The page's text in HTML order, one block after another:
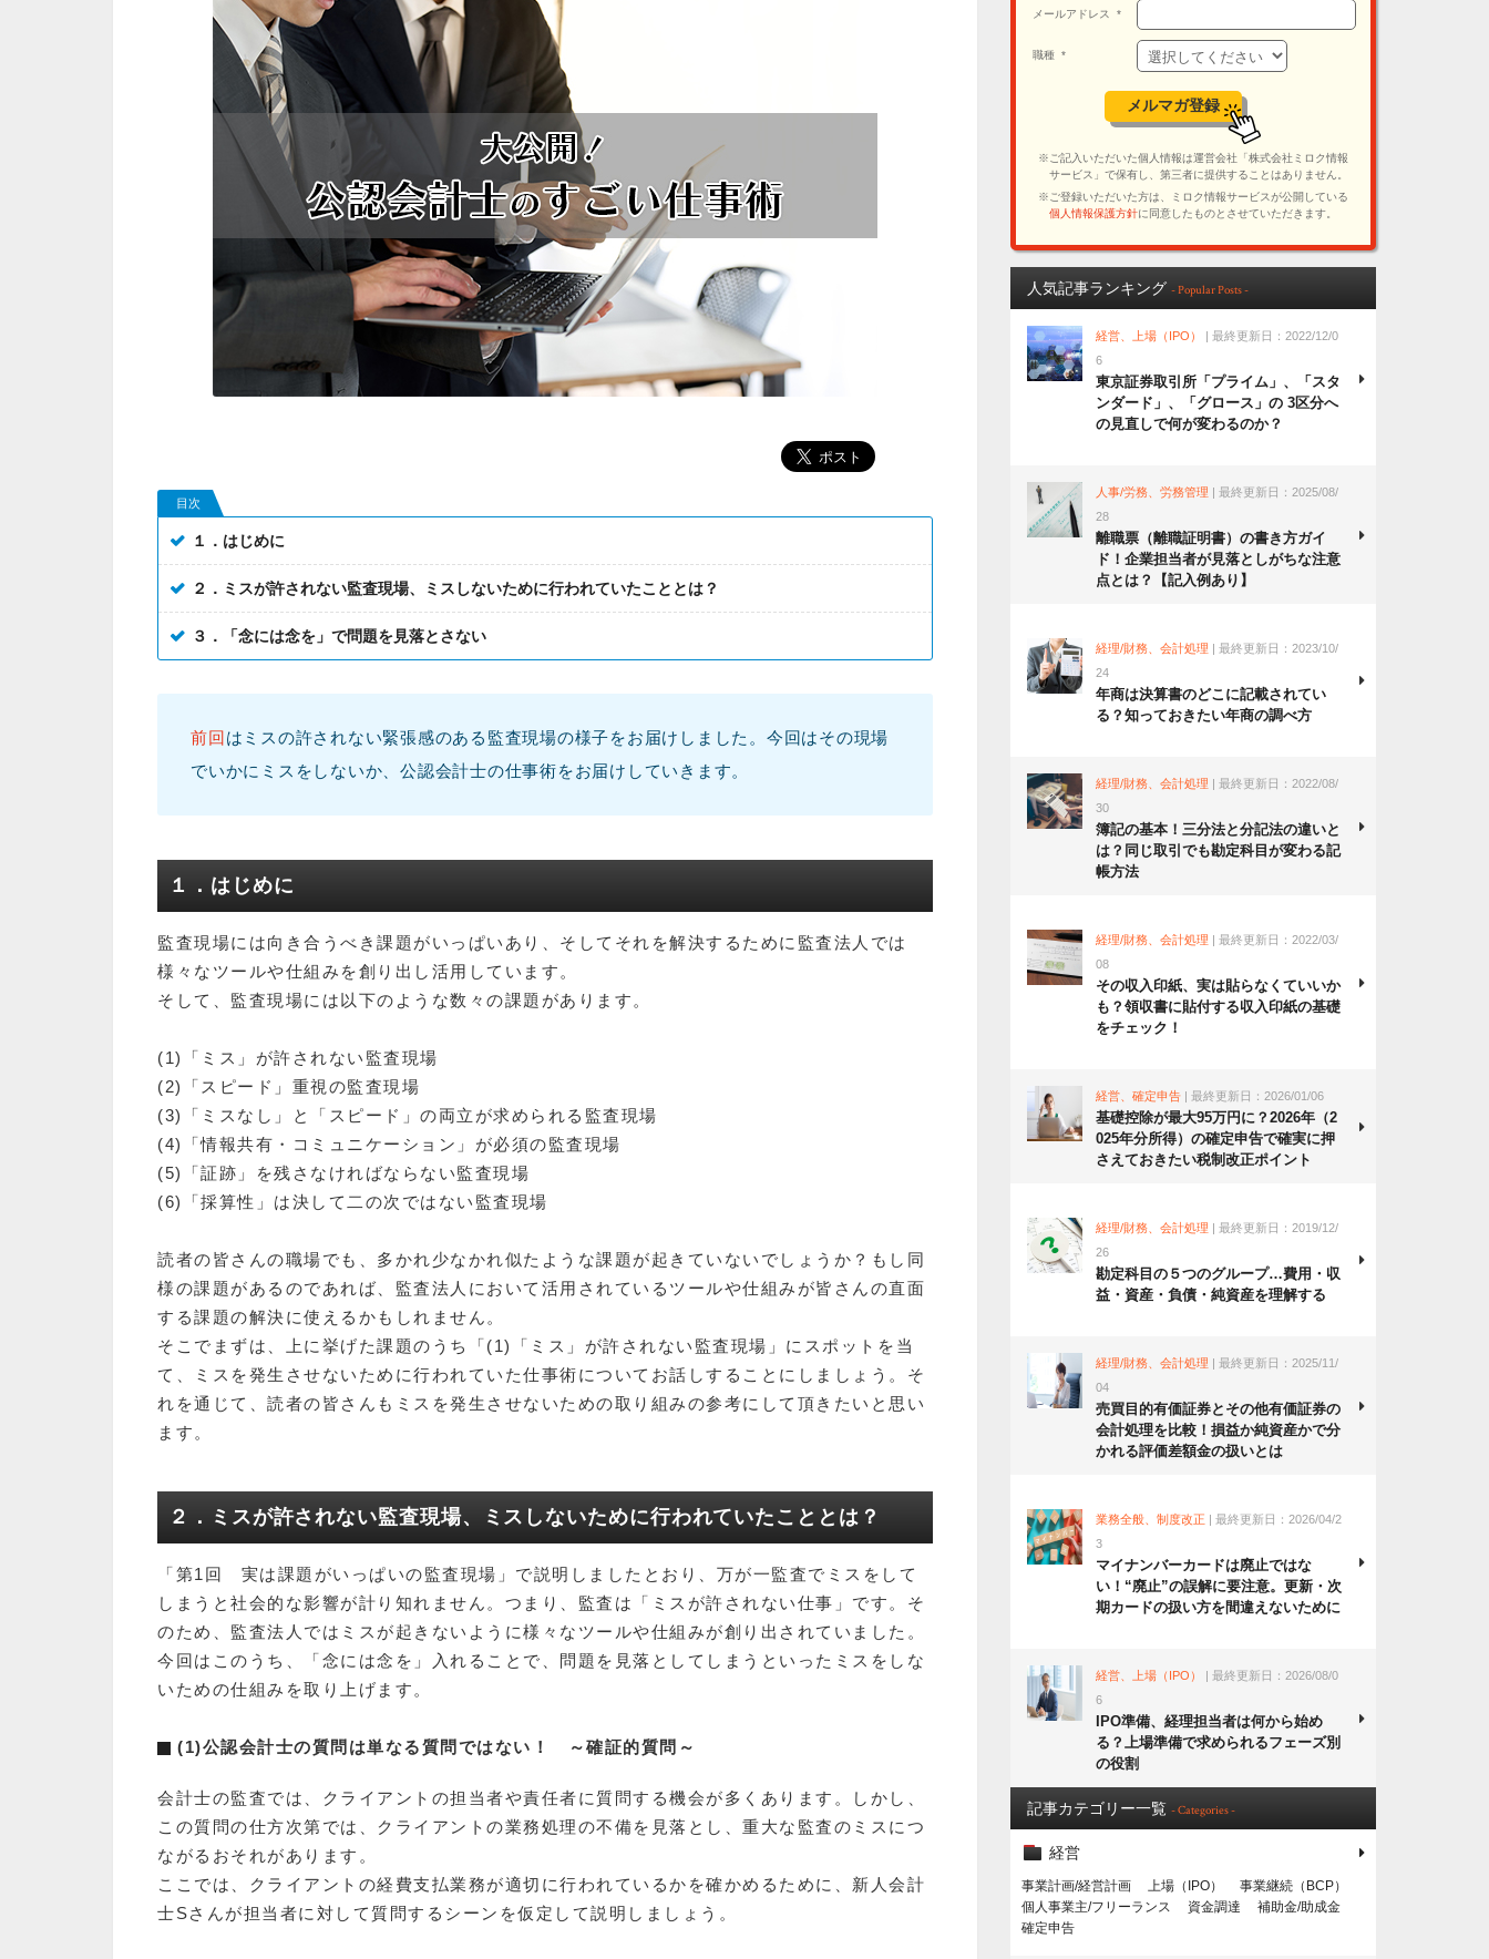
目次
１．はじめに
２．ミスが許されない監査現場、ミスしないために行われていたこととは？
３．「念には念を」で問題を見落とさない
前回はミスの許されない緊張感のある監査現場の様子をお届けしました。今回はその現場
でいかにミスをしないか、公認会計士の仕事術をお届けしていきます。
１．はじめに
監査現場には向き合うべき課題がいっぱいあり、そしてそれを解決するために監査法人では
様々なツールや仕組みを創り出し活用しています。
そして、監査現場には以下のような数々の課題があります。
(1)「ミス」が許されない監査現場
(2)「スピード」重視の監査現場
(3)「ミスなし」と「スピード」の両立が求められる監査現場
(4)「情報共有・コミュニケーション」が必須の監査現場
(5)「証跡」を残さなければならない監査現場
(6)「採算性」は決して二の次ではない監査現場
読者の皆さんの職場でも、多かれ少なかれ似たような課題が起きていないでしょうか？もし同
様の課題があるのであれば、監査法人において活用されているツールや仕組みが皆さんの直面
する課題の解決に使えるかもしれません。
そこでまずは、上に挙げた課題のうち「(1)「ミス」が許されない監査現場」にスポットを当
て、ミスを発生させないために行われていた仕事術についてお話しすることにしましょう。そ
れを通じて、読者の皆さんもミスを発生させないための取り組みの参考にして頂きたいと思い
ます。
２．ミスが許されない監査現場、ミスしないために行われていたこととは？
「第1回 実は課題がいっぱいの監査現場」で説明しましたとおり、万が一監査でミスをして
しまうと社会的な影響が計り知れません。つまり、監査は「ミスが許されない仕事」です。そ
のため、監査法人ではミスが起きないように様々なツールや仕組みが創り出されていました。
今回はこのうち、「念には念を」入れることで、問題を見落としてしまうといったミスをしな
いための仕組みを取り上げます。
(1)公認会計士の質問は単なる質問ではない！ ～確証的質問～
会計士の監査では、クライアントの担当者や責任者に質問する機会が多くあります。しかし、
この質問の仕方次第では、クライアントの業務処理の不備を見落とし、重大な監査のミスにつ
ながるおそれがあります。
ここでは、クライアントの経費支払業務が適切に行われているかを確かめるために、新人会計
士Sさんが担当者に対して質問するシーンを仮定して説明しましょう。
人気記事ランキング - Popular Posts -
経営、上場（IPO）
| 最終更新日：2022/12/0
6
東京証券取引所「プライム」、「スタ
ンダード」、「グロース」の 3区分へ
の見直しで何が変わるのか？
人事/労務、労務管理 | 最終更新日：2025/08/
28
離職票（離職証明書）の書き方ガイ
ド！企業担当者が見落としがちな注意
点とは？【記入例あり】
経理/財務、会計処理 | 最終更新日：2023/10/
24
年商は決算書のどこに記載されてい
る？知っておきたい年商の調べ方
経理/財務、会計処理 | 最終更新日：2022/08/
30
簿記の基本！三分法と分記法の違いと
は？同じ取引でも勘定科目が変わる記
帳方法
経理/財務、会計処理 | 最終更新日：2022/03/
08
その収入印紙、実は貼らなくていいか
も？領収書に貼付する収入印紙の基礎
をチェック！
経営、確定申告 | 最終更新日：2026/01/06
基礎控除が最大95万円に？2026年（2
025年分所得）の確定申告で確実に押
さえておきたい税制改正ポイント
経理/財務、会計処理 | 最終更新日：2019/12/
26
勘定科目の５つのグループ…費用・収
益・資産・負債・純資産を理解する
経理/財務、会計処理 | 最終更新日：2025/11/
04
売買目的有価証券とその他有価証券の
会計処理を比較！損益か純資産かで分
かれる評価差額金の扱いとは
業務全般、制度改正 | 最終更新日：2026/04/2
3
マイナンバーカードは廃止ではな
い！“廃止”の誤解に要注意。更新・次
期カードの扱い方を間違えないために
経営、上場（IPO）
| 最終更新日：2026/08/0
6
IPO準備、経理担当者は何から始め
る？上場準備で求められるフェーズ別
の役割
記事カテゴリー一覧 - Categories -
経営
事業計画/経営計画 上場（IPO）
事業継続（BCP）
個人事業主/フリーランス
資金調達
補助金/助成金
確定申告